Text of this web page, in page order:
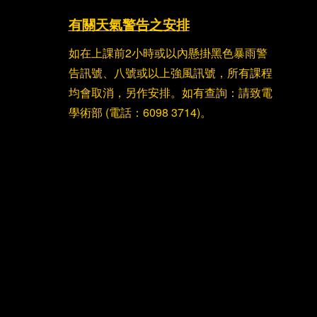
有關天氣警告之安排
如在上課前2小時或以內懸掛黑色暴雨警
告訊號、八號或以上強風訊號，所有課程
均會取消，另作安排。如有查詢：請致電
學術部 (電話：6098 3714)。